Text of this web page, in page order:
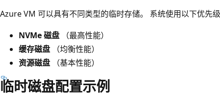
Azure VM 可以具有不同类型的临时存储。 系统使用以下优先
NVMe 磁盘 （最高性能）
缓存磁盘 （均衡性能）
资源磁盘 （基本性能）
临时磁盘配置示例